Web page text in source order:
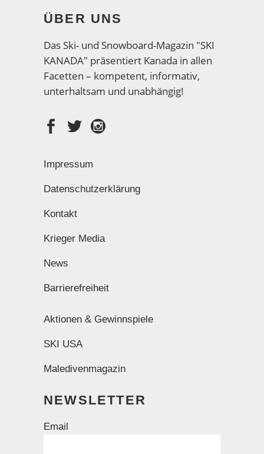
ÜBER UNS
Das Ski- und Snowboard-Magazin "SKI
KANADA" präsentiert Kanada in allen
Facetten – kompetent, informativ,
unterhaltsam und unabhängig!
Impressum
Datenschutzerklärung
Kontakt
Krieger Media
News
Barrierefreiheit
Aktionen & Gewinnspiele
SKI USA
Maledivenmagazin
NEWSLETTER
Email